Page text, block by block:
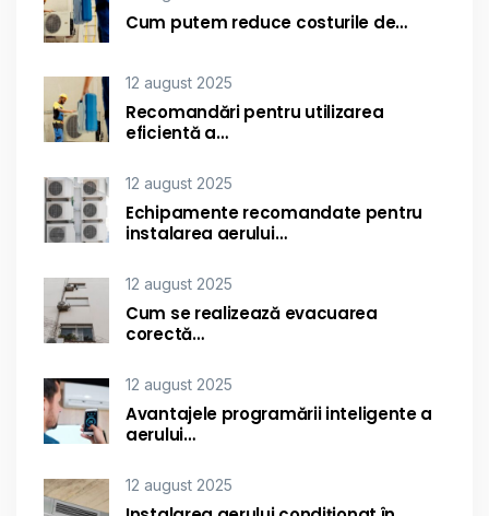
Cum putem reduce costurile de…
12 august 2025
Recomandări pentru utilizarea
eficientă a…
12 august 2025
Echipamente recomandate pentru
instalarea aerului…
12 august 2025
Cum se realizează evacuarea
corectă…
12 august 2025
Avantajele programării inteligente a
aerului…
12 august 2025